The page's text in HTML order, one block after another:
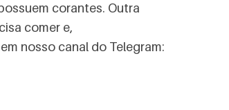
corantes. Outra
comer e,
nosso canal do Telegram: